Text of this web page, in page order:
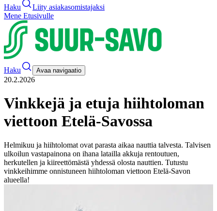
Haku
Liity asiakasomistajaksi
Mene Etusivulle
Haku Avaa navigaatio
20.2.2026
Vinkkejä ja etuja hiihtoloman
viettoon Etelä-Savossa
Helmikuu ja hiihtolomat ovat parasta aikaa nauttia talvesta. Talvisen
ulkoilun vastapainona on ihana latailla akkuja rentoutuen,
herkutellen ja kiireettömästä yhdessä olosta nauttien. Tutustu
vinkkeihimme onnistuneen hiihtoloman viettoon Etelä-Savon
alueella!